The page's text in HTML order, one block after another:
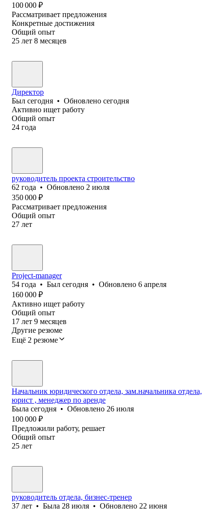
100 000 ₽
Рассматривает предложения
Конкретные достижения
Общий опыт
25 лет 8 месяцев
Директор
Был сегодня • Обновлено сегодня
Активно ищет работу
Общий опыт
24 года
руководитель проекта строительство
62 года • Обновлено 2 июля
350 000 ₽
Рассматривает предложения
Общий опыт
27 лет
Project-manager
54 года • Был сегодня • Обновлено 6 апреля
160 000 ₽
Активно ищет работу
Общий опыт
17 лет 9 месяцев
Другие резюме
Ещё 2 резюме
Начальник юридического отдела, зам.начальника отдела,
юрист , менеджер по аренде
Была сегодня • Обновлено 26 июля
100 000 ₽
Предложили работу, решает
Общий опыт
25 лет
руководитель отдела, бизнес-тренер
37 лет • Была 28 июля • Обновлено 22 июня